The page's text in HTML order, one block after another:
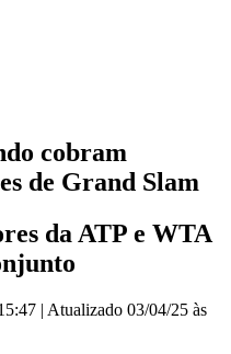
cobram
de Grand Slam
da ATP e WTA
| Atualizado 03/04/25 às